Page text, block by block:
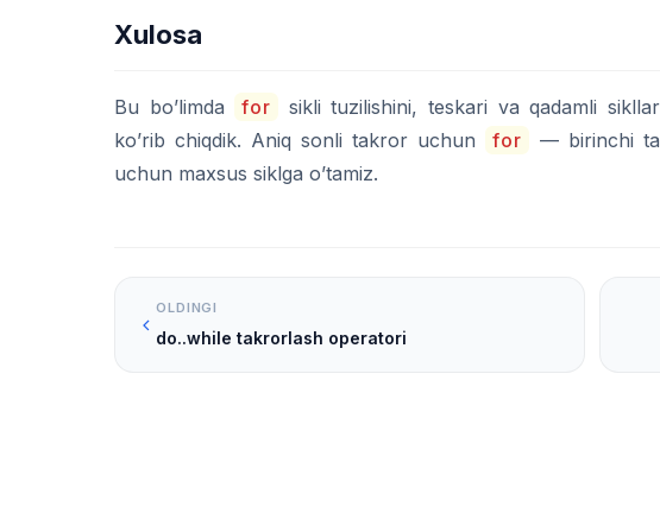
Xulosa
Bu bo’limda for
sikli tuzilishini, teskari va qadamli
ko’rib chiqdik. Aniq sonli takror uchun
for — birinchi
uchun maxsus siklga o’tamiz.
OLDINGI
do..while takrorlash operatori